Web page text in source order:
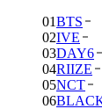
01BTS
02IVE
03DAY6
04RIIZE
05NCT
06